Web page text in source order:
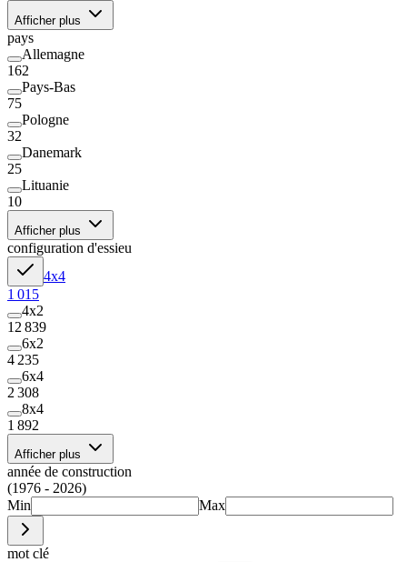
Afficher plus
pays
Allemagne
162
Pays-Bas
75
Pologne
32
Danemark
25
Lituanie
10
Afficher plus
configuration d'essieu
4x4
1 015
4x2
12 839
6x2
4 235
6x4
2 308
8x4
1 892
Afficher plus
année de construction
(1976 - 2026)
Min
Max
mot clé